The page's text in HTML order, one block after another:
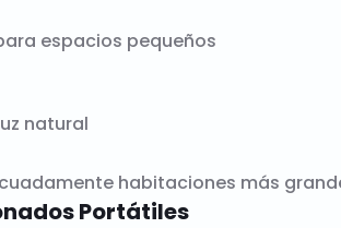
espacios pequeños
natural
habitaciones más
Portátiles